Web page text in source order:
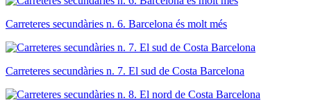
Carreteres secundàries n. 6. Barcelona és molt més
Carreteres secundàries n. 7. El sud de Costa Barcelona